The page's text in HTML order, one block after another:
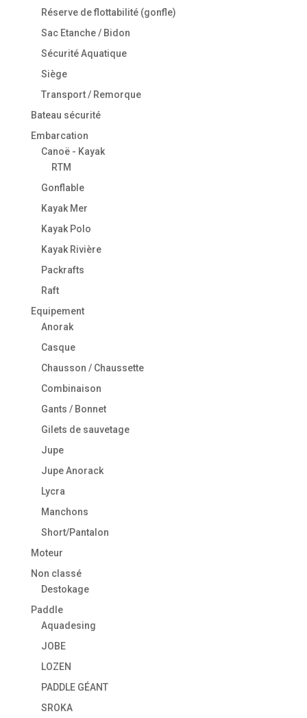
Réserve de flottabilité (gonfle)
Sac Etanche / Bidon
Sécurité Aquatique
Siège
Transport / Remorque
Bateau sécurité
Embarcation
Canoë - Kayak
RTM
Gonflable
Kayak Mer
Kayak Polo
Kayak Rivière
Packrafts
Raft
Equipement
Anorak
Casque
Chausson / Chaussette
Combinaison
Gants / Bonnet
Gilets de sauvetage
Jupe
Jupe Anorack
Lycra
Manchons
Short/Pantalon
Moteur
Non classé
Destokage
Paddle
Aquadesing
JOBE
LOZEN
PADDLE GÉANT
SROKA